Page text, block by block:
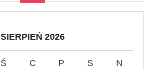
SIERPIEŃ 2026
Ś C P S
N